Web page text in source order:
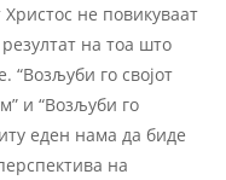
не повикуваат
на тоа што
“Возљуби го својот
и “Возљуби го
еден нама да биде
на